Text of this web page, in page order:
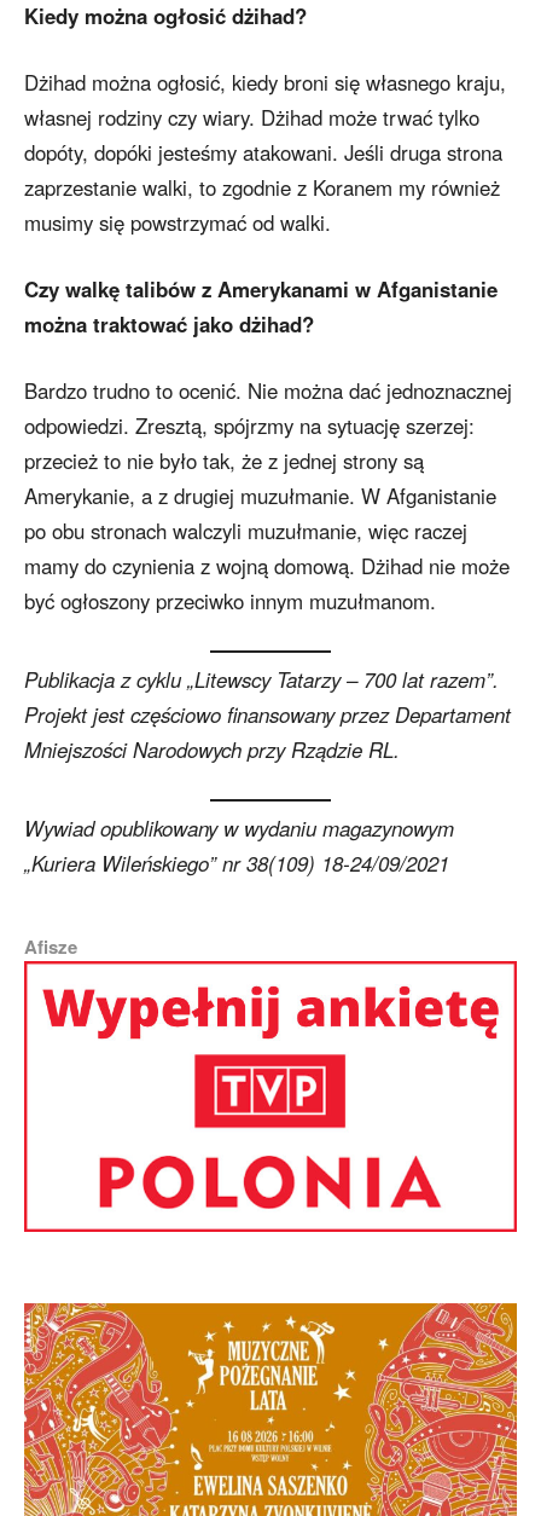
Kiedy można ogłosić dżihad?
Dżihad można ogłosić, kiedy broni się własnego kraju,
własnej rodziny czy wiary. Dżihad może trwać tylko
dopóty, dopóki jesteśmy atakowani. Jeśli druga strona
zaprzestanie walki, to zgodnie z Koranem my również
musimy się powstrzymać od walki.
Czy walkę talibów z Amerykanami w Afganistanie
można traktować jako dżihad?
Bardzo trudno to ocenić. Nie można dać jednoznacznej
odpowiedzi. Zresztą, spójrzmy na sytuację szerzej:
przecież to nie było tak, że z jednej strony są
Amerykanie, a z drugiej muzułmanie. W Afganistanie
po obu stronach walczyli muzułmanie, więc raczej
mamy do czynienia z wojną domową. Dżihad nie może
być ogłoszony przeciwko innym muzułmanom.
Publikacja z cyklu „Litewscy Tatarzy – 700 lat razem”.
Projekt jest częściowo finansowany przez Departament
Mniejszości Narodowych przy Rządzie RL.
Wywiad opublikowany w wydaniu magazynowym
„Kuriera Wileńskiego” nr 38(109) 18-24/09/2021
Afisze